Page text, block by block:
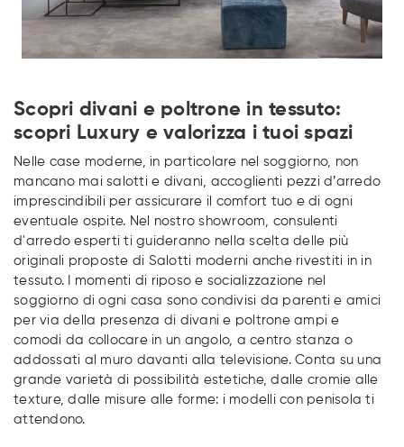
Scopri divani e poltrone in tessuto:
scopri Luxury e valorizza i tuoi spazi
Nelle case moderne, in particolare nel soggiorno, non
mancano mai salotti e divani, accoglienti pezzi d’arredo
imprescindibili per assicurare il comfort tuo e di ogni
eventuale ospite. Nel nostro showroom, consulenti
d'arredo esperti ti guideranno nella scelta delle più
originali proposte di Salotti moderni anche rivestiti in in
tessuto. I momenti di riposo e socializzazione nel
soggiorno di ogni casa sono condivisi da parenti e amici
per via della presenza di divani e poltrone ampi e
comodi da collocare in un angolo, a centro stanza o
addossati al muro davanti alla televisione. Conta su una
grande varietà di possibilità estetiche, dalle cromie alle
texture, dalle misure alle forme: i modelli con penisola ti
attendono.